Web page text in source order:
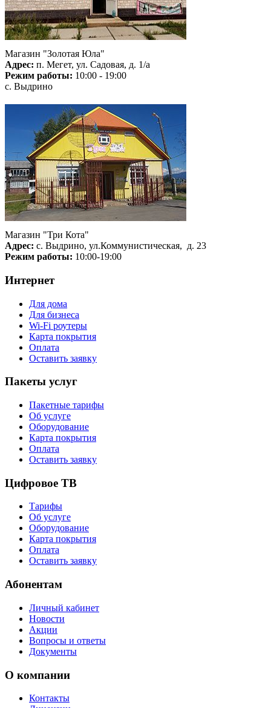
Магазин "Золотая Юла"
Адрес: п. Мегет, ул. Садовая, д. 1/а
Режим работы: 10:00 - 19:00
с. Выдрино
Магазин "Три Кота"
Адрес: с. Выдрино, ул.Коммунистическая, д. 23
Режим работы: 10:00-19:00
Интернет
Для дома
Для бизнеса
Wi-Fi роутеры
Карта покрытия
Оплата
Оставить заявку
Пакеты услуг
Пакетные тарифы
Об услуге
Оборудование
Карта покрытия
Оплата
Оставить заявку
Цифровое ТВ
Тарифы
Об услуге
Оборудование
Карта покрытия
Оплата
Оставить заявку
Абонентам
Личный кабинет
Новости
Акции
Вопросы и ответы
Документы
О компании
Контакты